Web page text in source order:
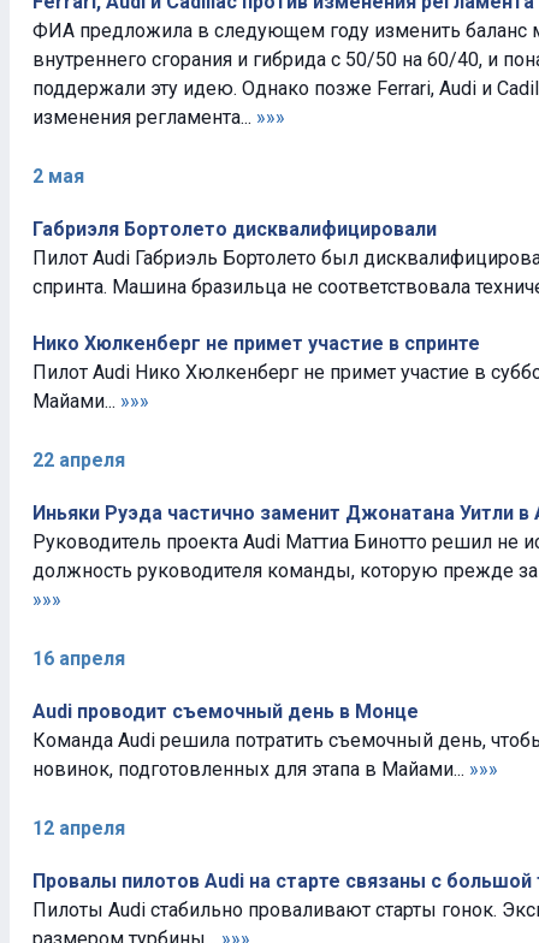
ФИА предложила в следующем году изменить баланс
внутреннего сгорания и гибрида с 50/50 на 60/40, и
поддержали эту идею. Однако позже Ferrari, Audi и
изменения регламента... »»»
2 мая
Габриэля Бортолето дисквалифицировали
Пилот Audi Габриэль Бортолето был
спринта. Машина бразильца не соответствовала
Нико Хюлкенберг не примет участие в спринте
Пилот Audi Нико Хюлкенберг не примет участие в
Майами... »»»
22 апреля
Иньяки Руэда частично заменит Джонатана Уитли в
Руководитель проекта Audi Маттиа Бинотто решил не
должность руководителя команды, которую прежде
»»»
16 апреля
Audi проводит съемочный день в Монце
Команда Audi решила потратить съемочный день,
новинок, подготовленных для этапа в Майами... »»»
12 апреля
Провалы пилотов Audi на старте связаны с большой
Пилоты Audi стабильно проваливают старты гонок.